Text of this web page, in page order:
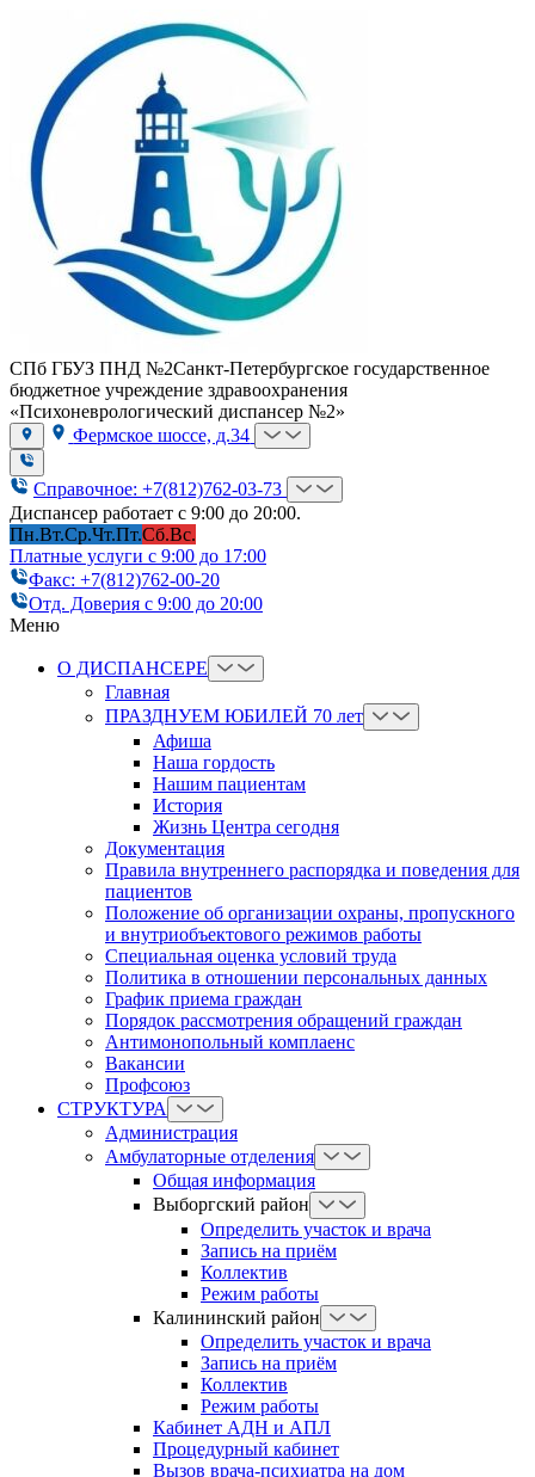
СПб ГБУЗ ПНД №2Санкт-Петербургское государственное
бюджетное учреждение здравоохранения
«Психоневрологический диспансер №2»
Фермское шоссе, д.34
Справочное: +7(812)762-03-73
Диспансер работает с 9:00 до 20:00.
Пн.Вт.Ср.Чт.Пт.Сб.Вс.
Платные услуги с 9:00 до 17:00
Факс: +7(812)762-00-20
Отд. Доверия с 9:00 до 20:00
Меню
О ДИСПАНСЕРЕ
Главная
ПРАЗДНУЕМ ЮБИЛЕЙ 70 лет
Афиша
Наша гордость
Нашим пациентам
История
Жизнь Центра сегодня
Документация
Правила внутреннего распорядка и поведения для
пациентов
Положение об организации охраны, пропускного
и внутриобъектового режимов работы
Cпециальная оценка условий труда
Политика в отношении персональных данных
График приема граждан
Порядок рассмотрения обращений граждан
Антимонопольный комплаенс
Вакансии
Профсоюз
СТРУКТУРА
Администрация
Амбулаторные отделения
Общая информация
Выборгский район
Определить участок и врача
Запись на приём
Коллектив
Режим работы
Калининский район
Определить участок и врача
Запись на приём
Коллектив
Режим работы
Кабинет АДН и АПЛ
Процедурный кабинет
Вызов врача-психиатра на дом